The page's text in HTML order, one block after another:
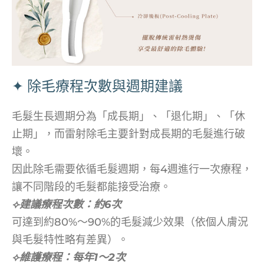
✦ 除毛療程次數與週期建議
毛髮生長週期分為「成長期」、「退化期」、「休
止期」，而雷射除毛主要針對成長期的毛髮進行破
壞。
因此除毛需要依循毛髮週期，每4週進行一次療程，
讓不同階段的毛髮都能接受治療。
⟣建議療程次數：約6次
可達到約80%～90%的毛髮減少效果（依個人膚況
與毛髮特性略有差異）。
⟣維護療程：每年1～2次